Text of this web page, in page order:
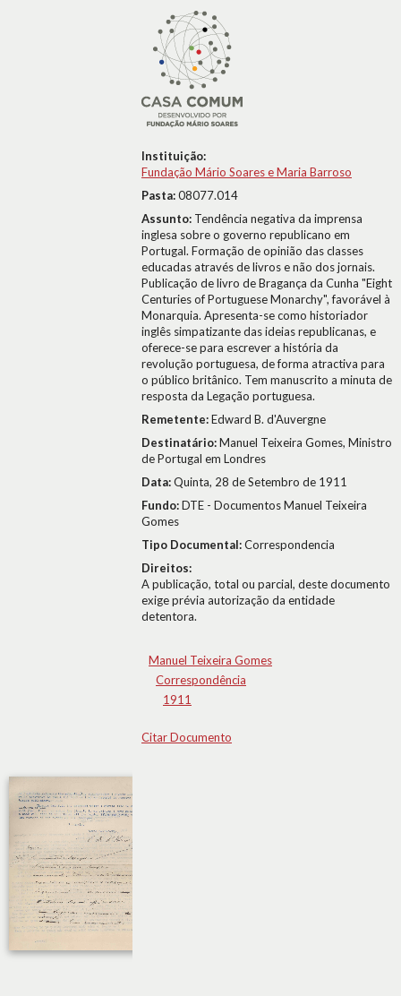
Instituição:
Fundação Mário Soares e Maria Barroso
Pasta:08077.014
Assunto: Tendência negativa da imprensa
inglesa sobre o governo republicano em
Portugal. Formação de opinião das classes
educadas através de livros e não dos jornais.
Publicação de livro de Bragança da Cunha "Eight
Centuries of Portuguese Monarchy", favorável à
Monarquia. Apresenta-se como historiador
inglês simpatizante das ideias republicanas, e
oferece-se para escrever a história da
revolução portuguesa, de forma atractiva para
o público britânico. Tem manuscrito a minuta de
resposta da Legação portuguesa.
Remetente:Edward B. d'Auvergne
Destinatário:Manuel Teixeira Gomes, Ministro
de Portugal em Londres
Data:Quinta, 28 de Setembro de 1911
Fundo:DTE - Documentos Manuel Teixeira
Gomes
Tipo Documental:Correspondencia
Direitos:
A publicação, total ou parcial, deste documento
exige prévia autorização da entidade
detentora.
Manuel Teixeira Gomes
Correspondência
1911
Citar Documento